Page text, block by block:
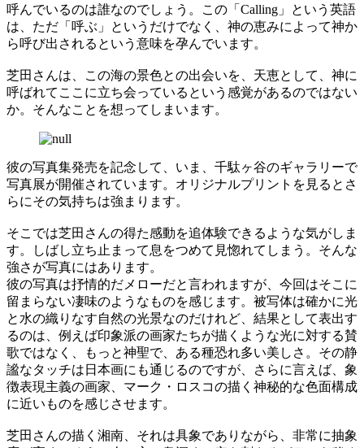
呼んでいるのは誰なのでしょう。この「Calling」という英語
は、ただ「呼ぶ」というだけでなく、神の恵みによって神か
ら呼び出されるという意味を孕んでいます。
芝田さんは、この海の景色との出会いを、天恵として、神に
呼ばれてここに立ち会っているという感覚があるのではない
か。そんなことを想ってしまいます。
彼の写真集発売を記念して、いま、千駄ヶ谷のギャラリーで
写真展が開催されています。オリジナルプリントを見るとさ
らにその気持ちは強まります。
そこでは芝田さんの得た感動を追体験できるような気がしま
す。しばし立ち止まって息をつめて見惚れてしまう。そんな
強さが写真にはあります。
彼の写真は抒情的だメローだと言われますが、今回はそこに
留まらない凄味のようなものを感じます。被写体は確かに光
と水の織りなす自然の光景なのだけれど、結果として表出す
るのは、例えば印象派の画家たちが描くような光に対する賛
歌ではなく、もっと神聖で、ある種恐れ多い美しさ。その静
謐なタッチは日本画にも通じるのですが、さらに言えば、象
徴表現主義の画家、マーク・ロスコの描く神秘的な色面構成
に近いものを感じさせます。
芝田さんの描く湘南、それは具象でありながら、非常に抽象